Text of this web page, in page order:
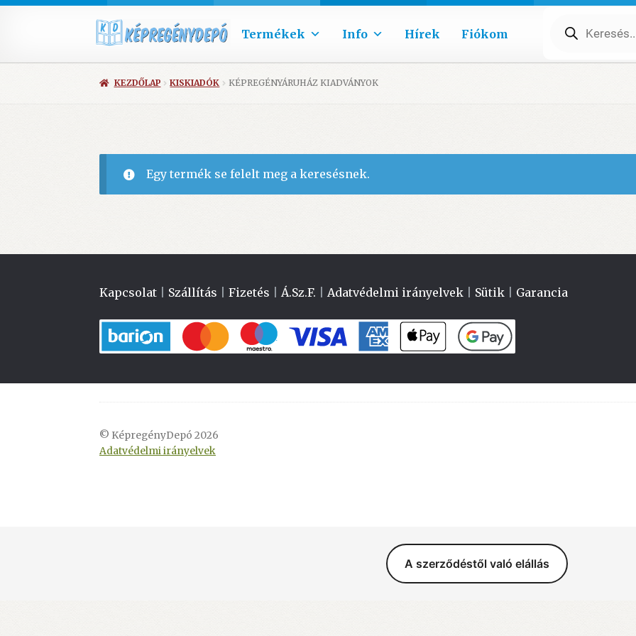
Termékek Info Hírek Fiókom search
KEZDŐLAP KISKIADÓK KÉPREGÉNYÁRUHÁZ KIADVÁNYOK
Egy termék se felelt meg a keresésnek.
Kapcsolat Szállítás |Fizetés Á.Sz.F. Adatvédelmi irányelvek Sütik Garancia
© KépregényDepó 2026
Adatvédelmi irányelvek